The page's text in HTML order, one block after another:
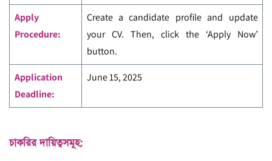
Apply
Procedure:
Create a candidate profile and update
your CV. Then, click the ‘Apply Now’
button.
Application
Deadline:
June 15, 2025
চাকরির দায়িত্বসমূহ: